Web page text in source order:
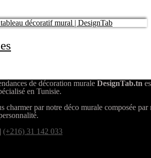
de décoration murale DesignTab.tn
en Tunisie.
charmer par notre déco murale composée par
| (+216) 31 142 033